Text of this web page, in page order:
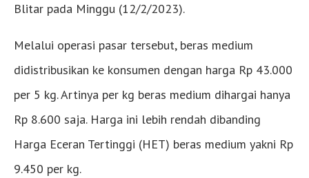
Blitar pada Minggu (12/2/2023).
Melalui operasi pasar tersebut, beras medium
didistribusikan ke konsumen dengan harga Rp 43.000
per 5 kg. Artinya per kg beras medium dihargai hanya
Rp 8.600 saja. Harga ini lebih rendah dibanding
Harga Eceran Tertinggi (HET) beras medium yakni Rp
9.450 per kg.